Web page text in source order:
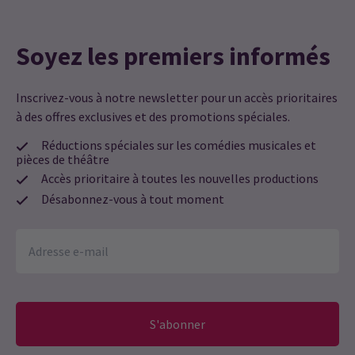
Mois des représentations
Accédez directement à un mois pour choisir une
décembre 2026 janvier 2027 février 2027
Soyez les premiers informés
Inscrivez-vous à notre newsletter pour un accès prioritaires
à des offres exclusives et des promotions spéciales.
Réductions spéciales sur les comédies musicales et
pièces de théâtre
Accès prioritaire à toutes les nouvelles productions
Désabonnez-vous à tout moment
S'abonner